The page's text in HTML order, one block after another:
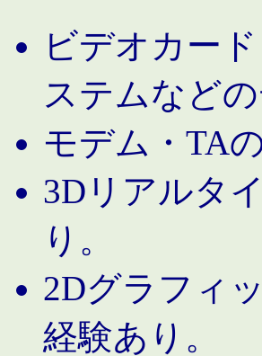
ビデオカー
ステムなど
モデム・TA
3Dリアルタ
り。
2Dグラフィ
経験あり。